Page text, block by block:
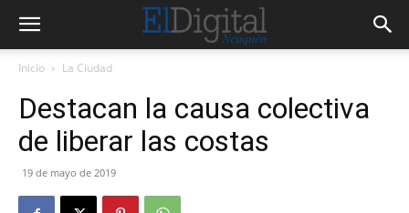
Inicio La Ciudad
Destacan la causa colectiva
de liberar las costas
19 de mayo de 2019